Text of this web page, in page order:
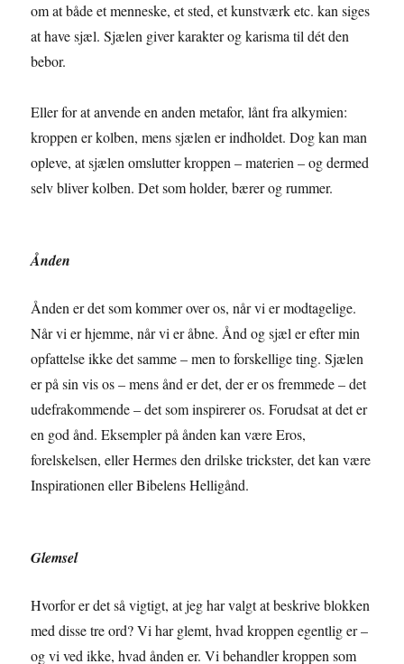
om at både et menneske, et sted, et kunstværk etc. kan siges
at have sjæl. Sjælen giver karakter og karisma til dét den
bebor.
Eller for at anvende en anden metafor, lånt fra alkymien:
kroppen er kolben, mens sjælen er indholdet. Dog kan man
opleve, at sjælen omslutter kroppen – materien – og dermed
selv bliver kolben. Det som holder, bærer og rummer.
Ånden
Ånden er det som kommer over os, når vi er modtagelige.
Når vi er hjemme, når vi er åbne. Ånd og sjæl er efter min
opfattelse ikke det samme – men to forskellige ting. Sjælen
er på sin vis os – mens ånd er det, der er os fremmede – det
udefrakommende – det som inspirerer os. Forudsat at det er
en god ånd. Eksempler på ånden kan være Eros,
forelskelsen, eller Hermes den drilske trickster, det kan være
Inspirationen eller Bibelens Helligånd.
Glemsel
Hvorfor er det så vigtigt, at jeg har valgt at beskrive blokken
med disse tre ord? Vi har glemt, hvad kroppen egentlig er –
og vi ved ikke, hvad ånden er. Vi behandler kroppen som